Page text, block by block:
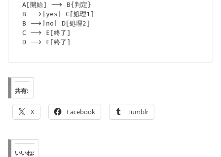
  A[開始] --> B{判定}
  B -->|yes| C[処理1]
  B -->|no| D[処理2]
  C --> E[終了]
  D --> E[終了]
共有:
X Facebook Tumblr
いいね: